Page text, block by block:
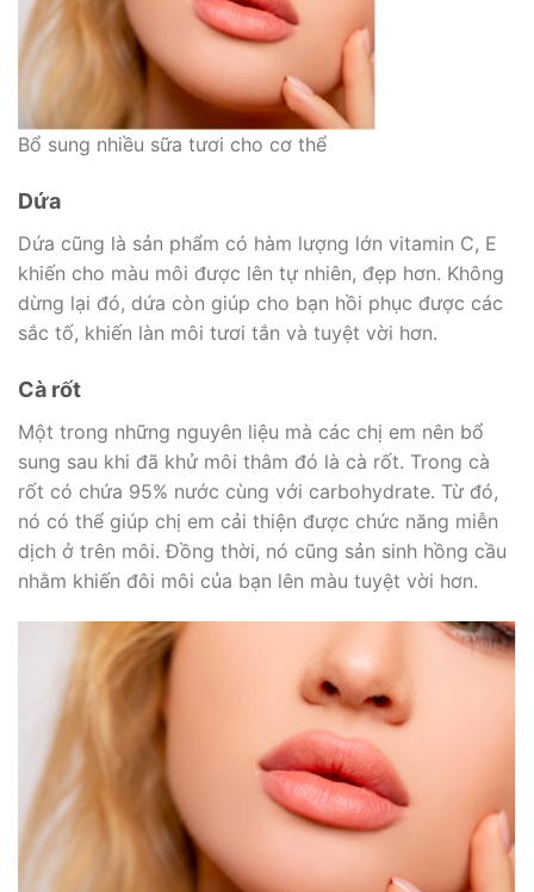
Bổ sung nhiều sữa tươi cho cơ thể
Dứa
Dứa cũng là sản phẩm có hàm lượng lớn vitamin C, E
khiến cho màu môi được lên tự nhiên, đẹp hơn. Không
dừng lại đó, dứa còn giúp cho bạn hồi phục được các
sắc tố, khiến làn môi tươi tắn và tuyệt vời hơn.
Cà rốt
Một trong những nguyên liệu mà các chị em nên bổ
sung sau khi đã khử môi thâm đó là cà rốt. Trong cà
rốt có chứa 95% nước cùng với carbohydrate. Từ đó,
nó có thể giúp chị em cải thiện được chức năng miễn
dịch ở trên môi. Đồng thời, nó cũng sản sinh hồng cầu
nhằm khiến đôi môi của bạn lên màu tuyệt vời hơn.